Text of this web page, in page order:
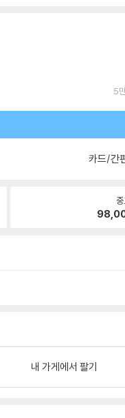
5
카드/간
내 가게에서 팔기